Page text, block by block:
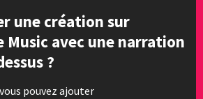
une création sur
Music avec une narration
?
pouvez ajouter